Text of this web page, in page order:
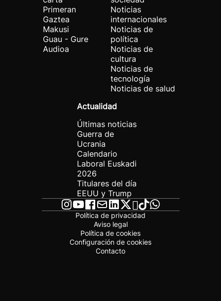
Primeran
Gaztea
Makusi
Guau - Gure
Audioa
Noticias
internacionales
Noticias de
política
Noticias de
cultura
Noticias de
tecnología
Noticias de salud
Actualidad
Últimas noticias
Guerra de
Ucrania
Calendario
Laboral Euskadi
2026
Titulares del día
EEUU y Trump
Política de privacidad
Aviso legal
Política de cookies
Configuración de cookies
Contacto